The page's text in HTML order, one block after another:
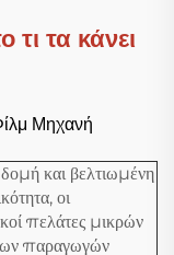
τι τα κάνει
Μηχανή
και βελτιωμένη
οι
πελάτες μικρών
παραγωγών